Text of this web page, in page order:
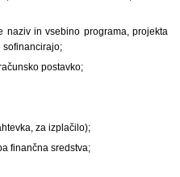
naziv in vsebino programa, projekta
sofinancirajo;
postavko;
za izplačilo);
finančna sredstva;